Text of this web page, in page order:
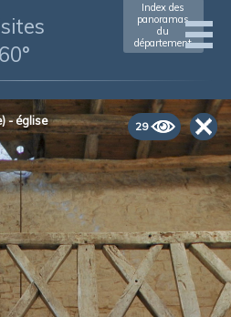
Index des
panoramas
du
département
29
- église